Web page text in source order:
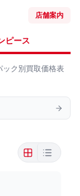
店舗案内
ピース
ック別買取価格表